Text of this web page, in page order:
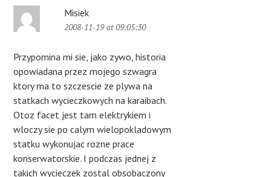
Misiek
2008-11-19 at 09:05:30
Przypomina mi sie, jako zywo, historia
opowiadana przez mojego szwagra
ktory ma to szczescie ze plywa na
statkach wycieczkowych na karaibach.
Otoz facet jest tam elektrykiem i
wloczy sie po calym wielopokladowym
statku wykonujac rozne prace
konserwatorskie. I podczas jednej z
takich wycieczek zostal obsobaczony